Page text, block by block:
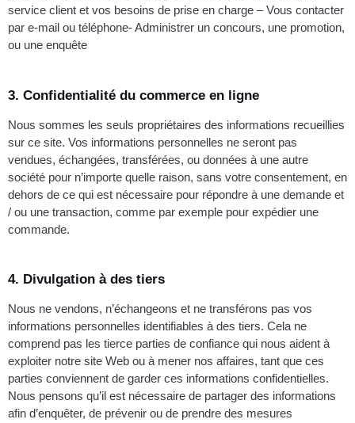
service client et vos besoins de prise en charge – Vous contacter
par e-mail ou téléphone- Administrer un concours, une promotion,
ou une enquête
3. Confidentialité du commerce en ligne
Nous sommes les seuls propriétaires des informations recueillies
sur ce site. Vos informations personnelles ne seront pas
vendues, échangées, transférées, ou données à une autre
société pour n’importe quelle raison, sans votre consentement, en
dehors de ce qui est nécessaire pour répondre à une demande et
/ ou une transaction, comme par exemple pour expédier une
commande.
4. Divulgation à des tiers
Nous ne vendons, n’échangeons et ne transférons pas vos
informations personnelles identifiables à des tiers. Cela ne
comprend pas les tierce parties de confiance qui nous aident à
exploiter notre site Web ou à mener nos affaires, tant que ces
parties conviennent de garder ces informations confidentielles.
Nous pensons qu’il est nécessaire de partager des informations
afin d’enquêter, de prévenir ou de prendre des mesures